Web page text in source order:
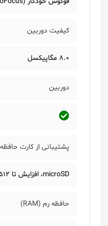
کیفیت دوربین
8.0 مگاپیکسل
دوربین
پشتیبانی از کارت
microSD، افزایش تا 512 گیگابایت
حافظه رم (RAM)